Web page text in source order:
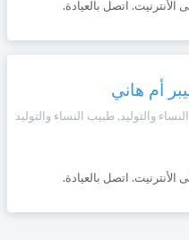
اتصل بالعيادة.
أم هاني
والتوليد, طبيب النساء والتوليد
اتصل بالعيادة.